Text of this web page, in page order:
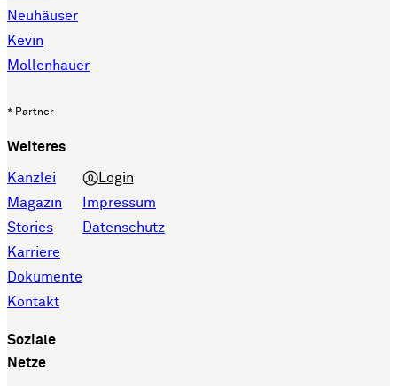
Neuhäuser
Kevin
Mollenhauer
* Partner
Weiteres
Kanzlei
Magazin
Stories
Karriere
Dokumente
Kontakt
Login
Impressum
Datenschutz
Soziale
Netze